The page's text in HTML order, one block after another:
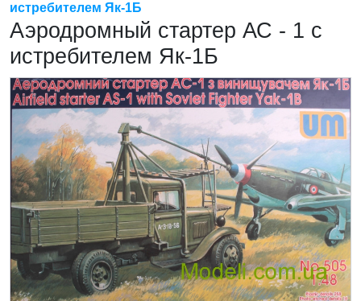
истребителем Як-1Б
Аэродромный стартер АС - 1 с
истребителем Як-1Б